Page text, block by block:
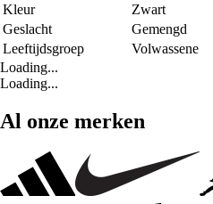
Kleur
Zwart
Geslacht
Gemengd
Leeftijdsgroep
Volwassene
Loading...
Loading...
Al onze merken